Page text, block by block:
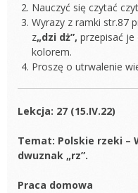
Nauczyć się czytać
Wyrazy z ramki str.87
z„dzi dż”, przepisać je
kolorem.
Proszę o utrwalenie
Lekcja: 27 (15.IV.22)
Temat: Polskie rzeki –
dwuznak „rz”.
Praca domowa